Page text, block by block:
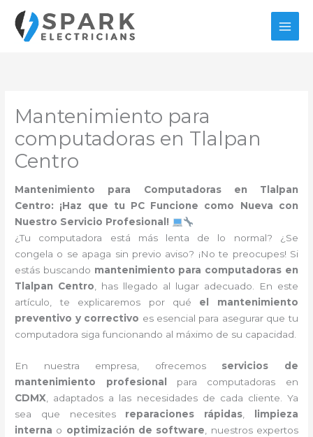
contenido
Mantenimiento para
computadoras en Tlalpan
Centro
Mantenimiento para Computadoras en Tlalpan
Centro: ¡Haz que tu PC Funcione como Nueva con
Nuestro Servicio Profesional!
¿Tu computadora está más lenta de lo normal? ¿Se
congela o se apaga sin previo aviso? ¡No te preocupes! Si
estás buscando mantenimiento para computadoras en
Tlalpan Centro, has llegado al lugar adecuado. En este
artículo, te explicaremos por qué el mantenimiento
preventivo y correctivo es esencial para asegurar que tu
computadora siga funcionando al máximo de su capacidad.
En nuestra empresa, ofrecemos servicios de
mantenimiento profesional
para computadoras en
CDMX , adaptados a las necesidades de cada cliente. Ya
sea que necesites reparaciones rápidas
limpieza
interna o optimización de software , nuestros expertos